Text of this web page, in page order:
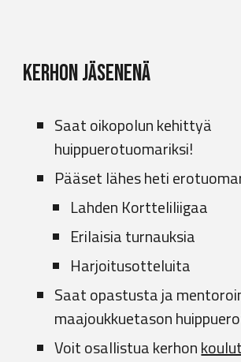
Kerhon jäsenenä
Saatoikopolunkehittyä
huippuerotuomariksi!
Pääset lähes heti
Lahden Kortteliliigaa
Erilaisia turnauksia
Harjoitusotteluita
Saat opastusta ja
maajoukkuetason
Voit osallistua kerhon